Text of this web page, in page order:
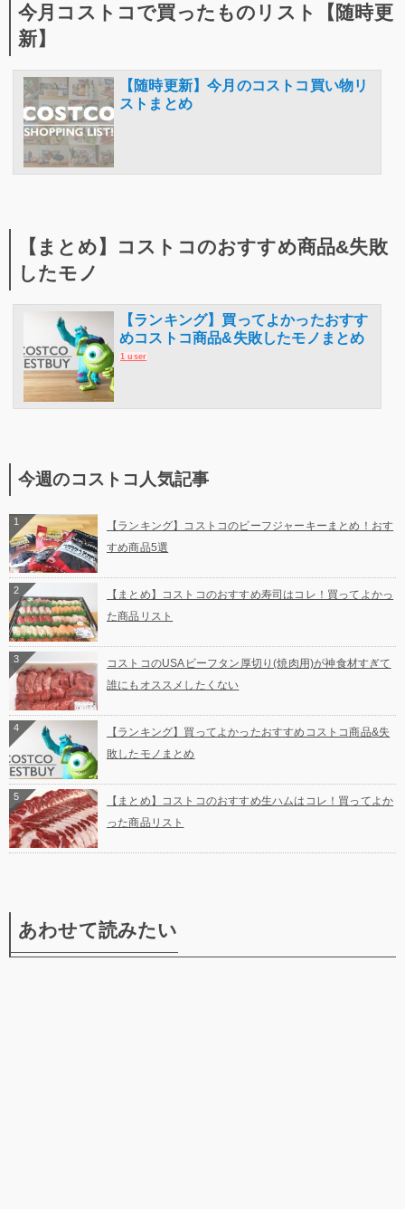
今月コストコで買ったものリスト【随時更
新】
【随時更新】今月のコストコ買い物リ
ストまとめ
【まとめ】コストコのおすすめ商品&失敗
したモノ
【ランキング】買ってよかったおすす
めコストコ商品&失敗したモノまとめ
1 user
今週のコストコ人気記事
1
【ランキング】コストコのビーフジャーキーまとめ！おす
すめ商品5選
2
【まとめ】コストコのおすすめ寿司はコレ！買ってよかっ
た商品リスト
3
コストコのUSAビーフタン厚切り(焼肉用)が神食材すぎて
誰にもオススメしたくない
4
【ランキング】買ってよかったおすすめコストコ商品&失
敗したモノまとめ
5
【まとめ】コストコのおすすめ生ハムはコレ！買ってよか
った商品リスト
あわせて読みたい